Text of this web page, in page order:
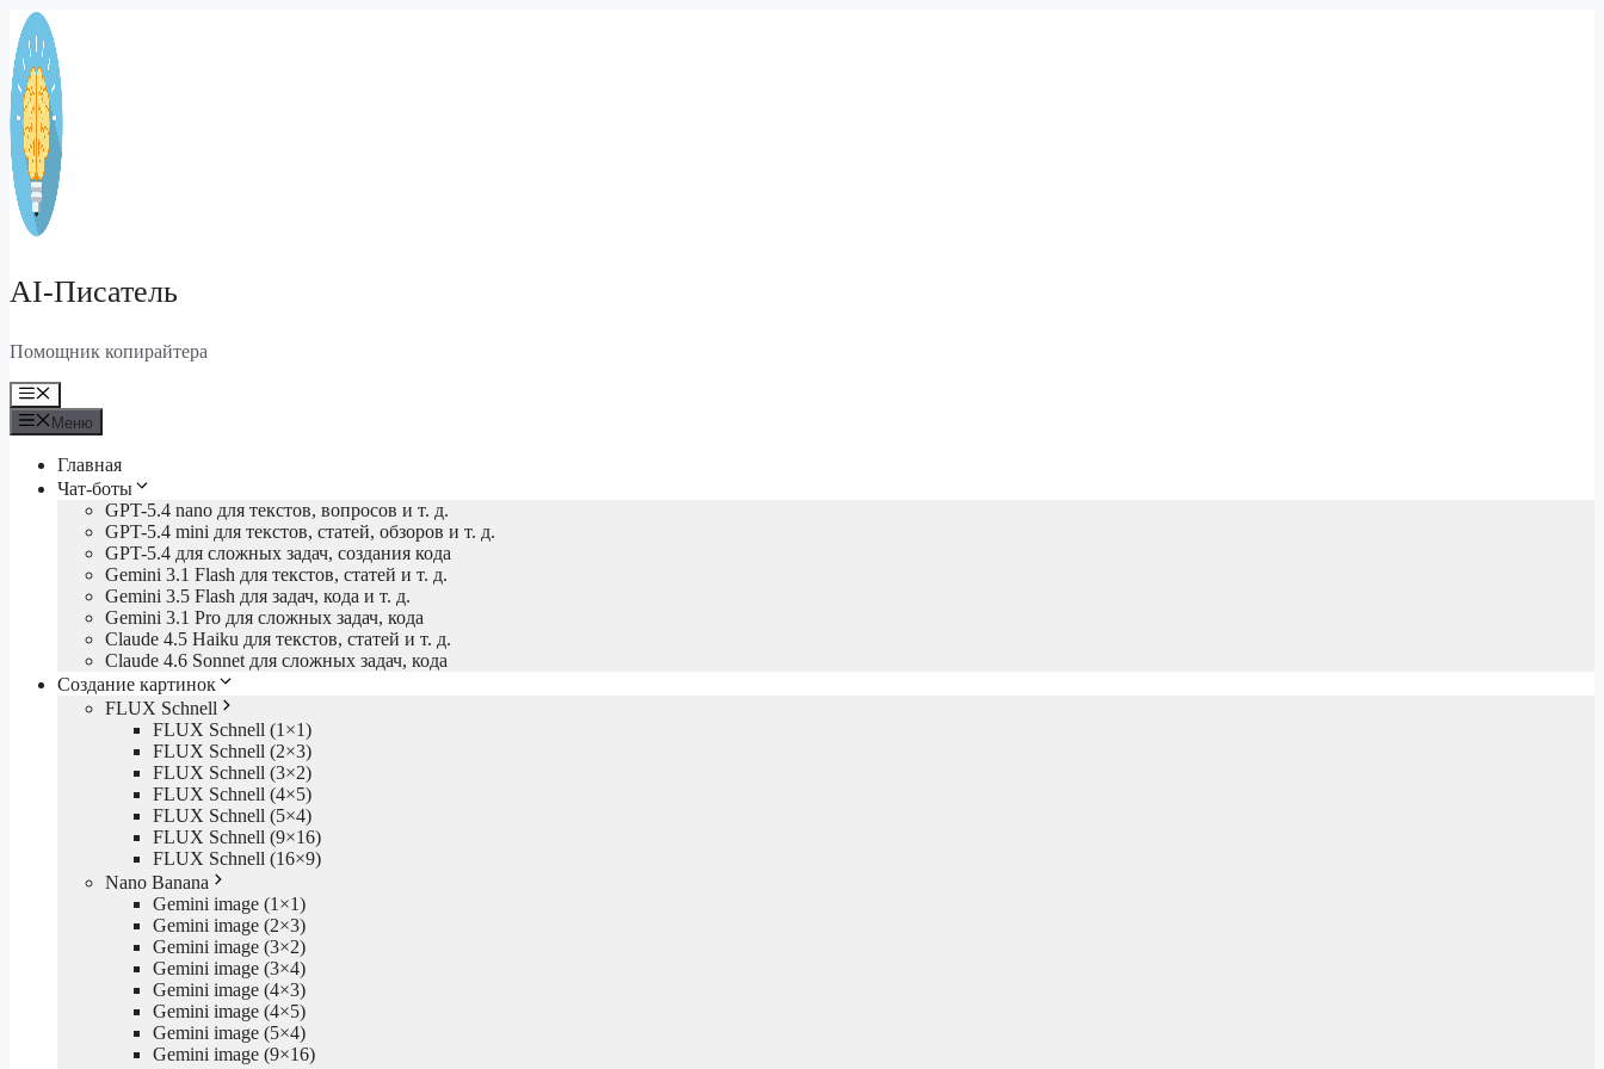
Перейти
содержимому
AI-Писатель
Помощник копирайтера
Меню
Меню
Главная
Чат-боты
GPT-5.4 nano для текстов, вопросов и т. д.
GPT-5.4 mini для текстов, статей, обзоров и т. д.
GPT-5.4 для сложных задач, создания кода
Gemini 3.1 Flash для текстов, статей и т. д.
Gemini 3.5 Flash для задач, кода и т. д.
Gemini 3.1 Pro для сложных задач, кода
Claude 4.5 Haiku для текстов, статей и т. д.
Claude 4.6 Sonnet для сложных задач, кода
Создание картинок
FLUX Schnell
FLUX Schnell (1×1)
FLUX Schnell (2×3)
FLUX Schnell (3×2)
FLUX Schnell (4×5)
FLUX Schnell (5×4)
FLUX Schnell (9×16)
FLUX Schnell (16×9)
Nano Banana
Gemini image (1×1)
Gemini image (2×3)
Gemini image (3×2)
Gemini image (3×4)
Gemini image (4×3)
Gemini image (4×5)
Gemini image (5×4)
Gemini image (9×16)